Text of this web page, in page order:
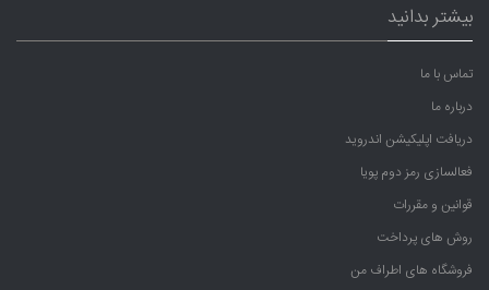
بیشتر بدانید
تماس با ما
درباره ما
دریافت اپلیکیشن اندروید
فعالسازی رمز دوم پویا
قوانین و مقررات
روش های پرداخت
فروشگاه های اطراف من